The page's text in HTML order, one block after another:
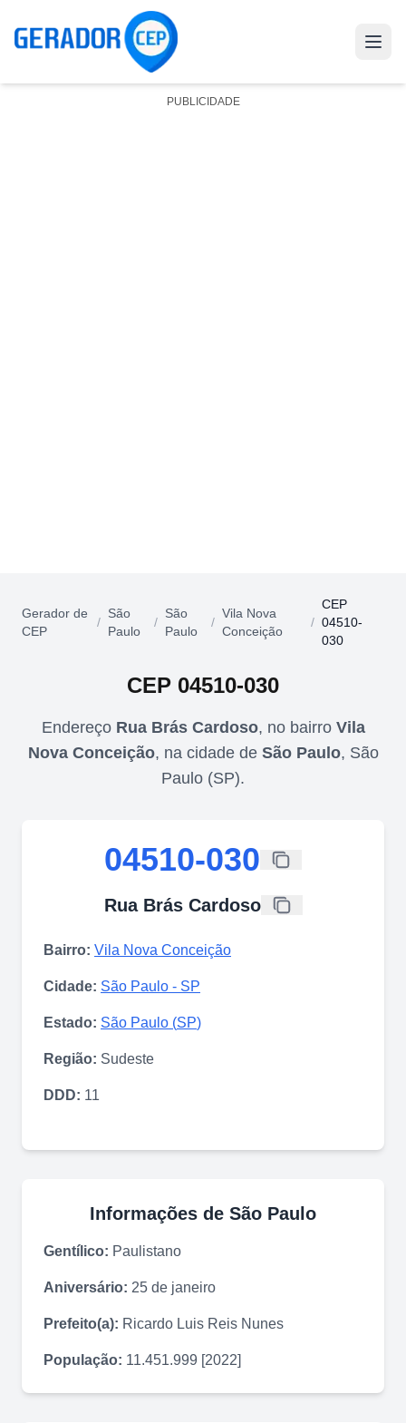
PUBLICIDADE
Gerador de
CEP
/
São
Paulo
/
São
Paulo
/
Vila Nova
Conceição
/
CEP
04510-
030
CEP 04510-030
Endereço Rua Brás Cardoso, no bairro Vila
Nova Conceição, na cidade de São Paulo, São
Paulo (SP).
04510-030
Rua Brás Cardoso
Bairro: Vila Nova Conceição
Cidade: São Paulo - SP
Estado: São Paulo (SP)
Região: Sudeste
DDD: 11
Informações de São Paulo
Gentílico: Paulistano
Aniversário: 25 de janeiro
Prefeito(a): Ricardo Luis Reis Nunes
População: 11.451.999 [2022]